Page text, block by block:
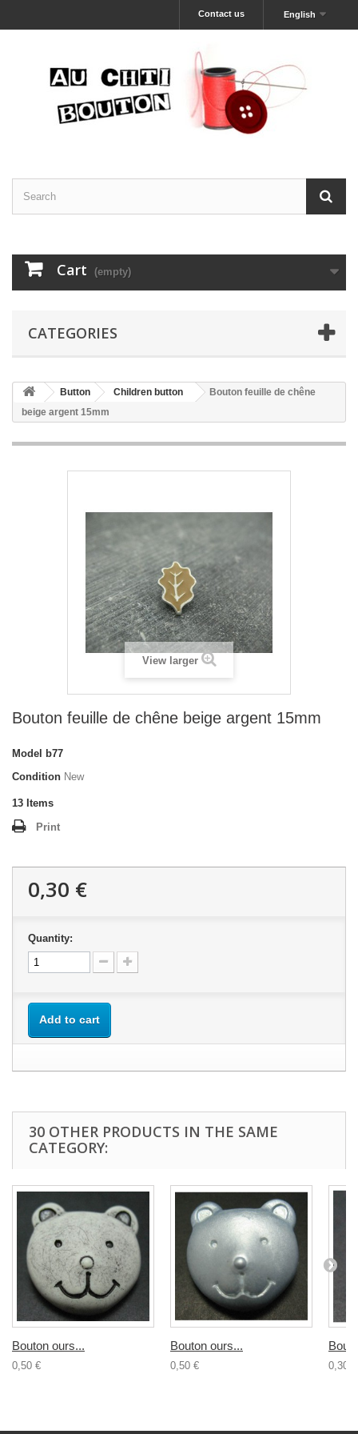
English
Contact us
Cart (empty)
CATEGORIES
Button Children button
Bouton feuille de chêne
beige argent 15mm
View larger
Bouton feuille de chêne beige argent 15mm
Model
b77
Condition New
13 Items
Print
0,30 €
Quantity:
Add to cart
30 OTHER PRODUCTS IN THE SAME
CATEGORY:
Bouton ours...
0,50 €
Bouton ours...
0,50 € 0,30 €